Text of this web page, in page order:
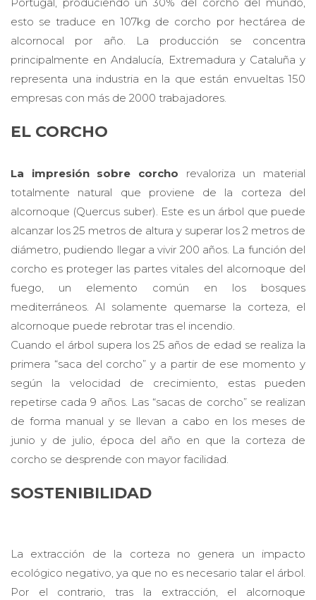
esto se traduce en 107kg de corcho por hectárea de
alcornocal por año. La producción se concentra
principalmente en Andalucía, Extremadura y Cataluña y
representa una industria en la que están envueltas 150
empresas con más de 2000 trabajadores.
EL CORCHO
La impresión sobre corcho revaloriza un material
totalmente natural que proviene de la corteza del
alcornoque (Quercus suber). Este es un árbol que puede
alcanzar los 25 metros de altura y superar los 2 metros de
diámetro, pudiendo llegar a vivir 200 años. La función del
corcho es proteger las partes vitales del alcornoque del
fuego, un elemento común en los bosques
mediterráneos. Al solamente quemarse la corteza, el
alcornoque puede rebrotar tras el incendio.
Cuando el árbol supera los 25 años de edad se realiza la
primera “saca del corcho” y a partir de ese momento y
según la velocidad de crecimiento, estas pueden
repetirse cada 9 años. Las “sacas de corcho” se realizan
de forma manual y se llevan a cabo en los meses de
junio y de julio, época del año en que la corteza de
corcho se desprende con mayor facilidad.
SOSTENIBILIDAD
La extracción de la corteza no genera un impacto
ecológico negativo, ya que no es necesario talar el árbol.
Por el contrario, tras la extracción, el alcornoque